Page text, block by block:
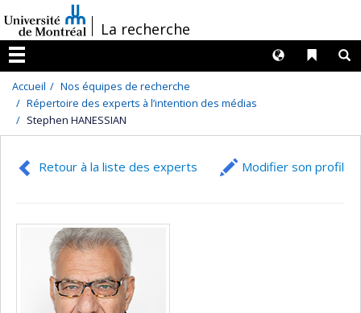
au
contenu
/La recherche
Menu
Liens
Langues
Accueil
Nos équipes de recherche
Répertoire des experts à l’intention des médias
Stephen HANESSIAN
Retour à la liste des experts Modifier son profil